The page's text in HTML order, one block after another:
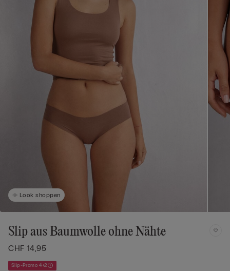
Look shoppen
Slip aus Baumwolle ohne Nähte
CHF 14,95
Slip-Promo 4+2